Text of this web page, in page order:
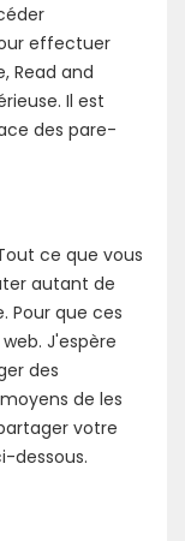
effectuer
Read and
Il est
des pare-
ce que vous
autant de
Pour que ces
J'espère
des
de les
votre
dessous.